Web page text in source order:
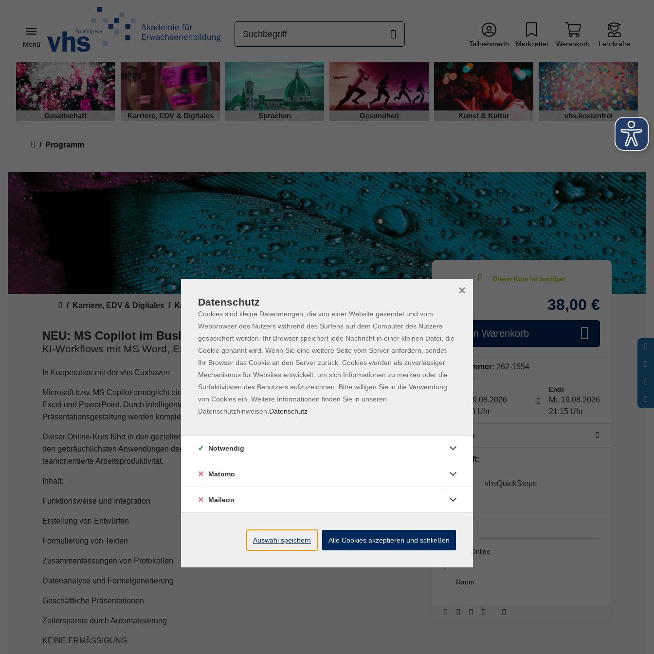
Menü TeilnehmerIn Merkzettel Warenkorb Lehrkräfte
Gesellschaft Karriere, EDV & Digitales Sprachen Gesundheit Kunst & Kultur vhs.kostenfrei
Programm
Karriere, EDV & Digitales Karriere
NEU: MS Copilot im Business - ONLINE
KI-Workflows mit MS Word, Excel & PowerPoint
In Kooperation mit der vhs Cuxhaven
Microsoft bzw. MS Copilot ermöglicht eine signifikante Verbesserung von Arbeitsergeb­nissen in Word,
Excel und PowerPoint. Durch intelligente Unterstützung bei der Inhaltserstellung, Datenanalyse sowie
Präsentations­gestaltung werden komplexe Aufgaben ver­einfacht und die Effizienz gesteigert.
Dieser Online-Kurs führt in den gezielten Einsatz von Copilot zur Optimierung der täg­lichen Arbeit mit
den gebräuchlichsten An­wendungen der Microsoft Office Suite ein – für mehr persönliche sowie
teamorientierte Arbeitsproduktivität.
Inhalt:
Funktionsweise und Integration
Erstellung von Entwürfen
Formulierung von Texten
Zusammenfassungen von Protokollen
Datenanalyse und Formelgenerierung
Geschäftliche Präsentationen
Zeitersparnis durch Automatisierung
KEINE ERMÄSSIGUNG
38,00 €
In den Warenkorb
Kursnummer: 262-1554
Mi. 19.08.2026
19:00 Uhr
Ende
Mi. 19.08.2026
21:15 Uhr
1 Termin
Lehrkraft:
vhsQuickSteps
Live…
Live Online
Raum
Datenschutz
Cookies sind kleine Datenmengen, die von einer Website gesendet und vom
Webbrowser des Nutzers während des Surfens auf dem Computer des Nutzers
gespeichert werden. Ihr Browser speichert jede Nachricht in einer kleinen Datei, die
Cookie genannt wird. Wenn Sie eine weitere Seite vom Server anfordern, sendet
Ihr Browser das Cookie an den Server zurück. Cookies wurden als zuverlässiger
Mechanismus für Websites entwickelt, um sich Informationen zu merken oder die
Surfaktivitäten des Benutzers aufzuzeichnen. Bitte willigen Sie in die Verwendung
von Cookies ein. Weitere Informationen finden Sie in unseren
Datenschutzhinweisen. Datenschutz
×
Notwendig
Matomo
Maileon
Auswahl speichern Alle Cookies akzeptieren und schließen